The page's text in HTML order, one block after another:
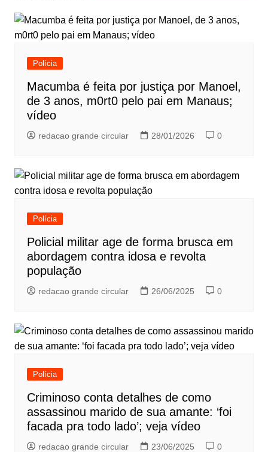
Polícia
Macumba é feita por justiça por Manoel,
de 3 anos, m0rt0 pelo pai em Manaus;
vídeo
redacao grande circular 28/01/2026 0
Polícia
Policial militar age de forma brusca em
abordagem contra idosa e revolta
população
redacao grande circular 26/06/2025 0
Polícia
Criminoso conta detalhes de como
assassinou marido de sua amante: ‘foi
facada pra todo lado’; veja vídeo
redacao grande circular 23/06/2025 0